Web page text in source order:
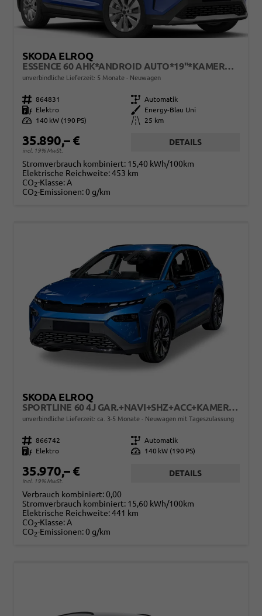
SKODA ELROQ
ESSENCE 60 AHK*ANDROID AUTO*19"*KAMERA*2Z-KLIMAAUTO*TOTWINKEL*LED*TEMPOMAT
unverbindliche Lieferzeit: 5 Monate Neuwagen
Fahrzeugnr. 864831 Getriebe
Automatik
Kraftstoff
Elektro Außenfarbe
Energy-Blau Uni
Leistung
140 kW (190 PS) Kilometerstand 25 km
35.890,– €
incl. 19% MwSt.
DETAILS
Stromverbrauch kombiniert: 15,40 kWh/100km
Elektrische Reichweite:453 km
CO2-Klasse:A
CO2-Emissionen:0 g/km
SKODA ELROQ
SPORTLINE 60 4J GAR.+NAVI+SHZ+ACC+KAMERA+20" ALU
unverbindliche Lieferzeit: ca. 3-5 Monate Neuwagen mit Tageszulassung
Fahrzeugnr. 866742 Getriebe Automatik
Kraftstoff
Elektro Leistung 140 kW (190 PS)
35.970,– €
incl. 19% MwSt.
DETAILS
Verbrauch kombiniert:0,00
Stromverbrauch kombiniert: 15,60 kWh/100km
Elektrische Reichweite:441 km
CO2-Klasse:A
CO2-Emissionen:0 g/km